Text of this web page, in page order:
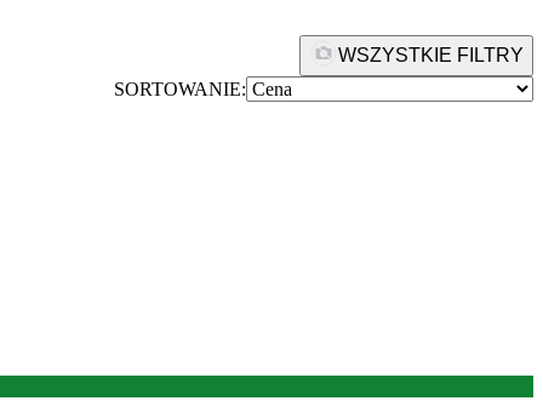
WSZYSTKIE FILTRY
SORTOWANIE: